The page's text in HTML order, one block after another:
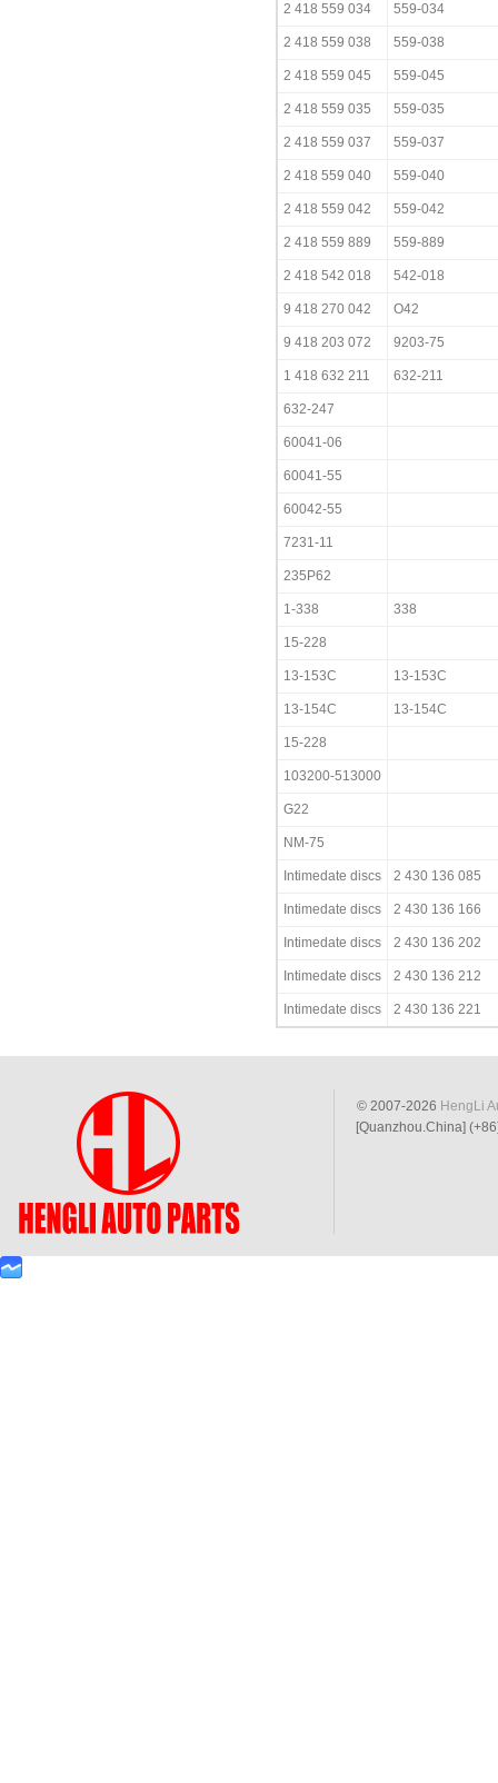
2 418 559 034 559-034
2 418 559 038 559-038
2 418 559 045 559-045
2 418 559 035 559-035
2 418 559 037 559-037
2 418 559 040 559-040
2 418 559 042 559-042
2 418 559 889 559-889
2 418 542 018 542-018
9 418 270 042 O42
9 418 203 072 9203-75
1 418 632 211 632-211
632-247
60041-06
60041-55
60042-55
7231-11
235P62
1-338 338
15-228
13-153C 13-153C
13-154C 13-154C
15-228
103200-513000
G22
NM-75
Intimedate discs 2 430 136 085
Intimedate discs 2 430 136 166
Intimedate discs 2 430 136 202
Intimedate discs 2 430 136 212
Intimedate discs 2 430 136 221
© 2007-2026 HengLi
[Quanzhou.China]